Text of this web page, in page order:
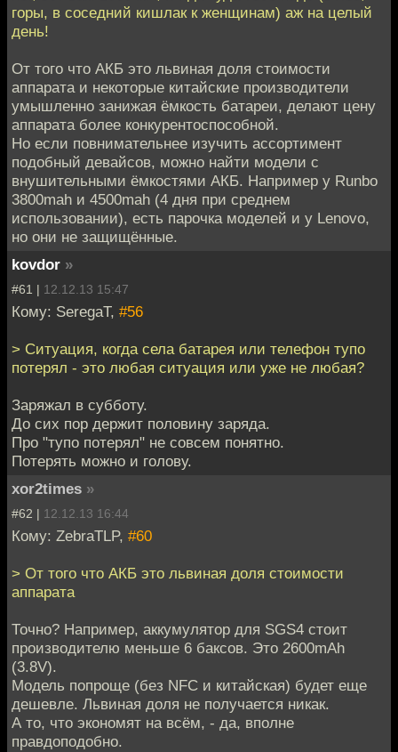
горы, в соседний кишлак к женщинам) аж на целый
день!
От того что АКБ это львиная доля стоимости
аппарата и некоторые китайские производители
умышленно занижая ёмкость батареи, делают цену
аппарата более конкурентоспособной.
Но если повнимательнее изучить ассортимент
подобный девайсов, можно найти модели с
внушительными ёмкостями АКБ. Например у Runbo
3800mah и 4500mah (4 дня при среднем
использовании), есть парочка моделей и у Lenovo,
но они не защищённые.
kovdor »
#61 | 12.12.13 15:47
Кому: SeregaT, #56
> Ситуация, когда села батарея или телефон тупо
потерял - это любая ситуация или уже не любая?
Заряжал в субботу.
До сих пор держит половину заряда.
Про "тупо потерял" не совсем понятно.
Потерять можно и голову.
xor2times »
#62 | 12.12.13 16:44
Кому: ZebraTLP, #60
> От того что АКБ это львиная доля стоимости
аппарата
Точно? Например, аккумулятор для SGS4 стоит
производителю меньше 6 баксов. Это 2600mAh
(3.8V).
Модель попроще (без NFC и китайская) будет еще
дешевле. Львиная доля не получается никак.
А то, что экономят на всём, - да, вполне
правдоподобно.